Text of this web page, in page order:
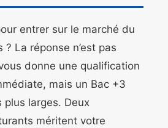
entrer sur le marché du
La réponse n’est pas
donne une qualification
mais un Bac +3
plus larges. Deux
méritent votre